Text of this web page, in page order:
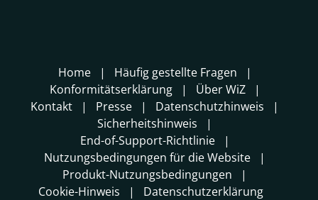
Home
Häufig gestellte Fragen
Konformitätserklärung
Über WiZ
Kontakt
Presse
Datenschutzhinweis
Sicherheitshinweis
End-of-Support-Richtlinie
Nutzungsbedingungen für die Website
Produkt-Nutzungsbedingungen
Cookie-Hinweis
Datenschutzerklärung